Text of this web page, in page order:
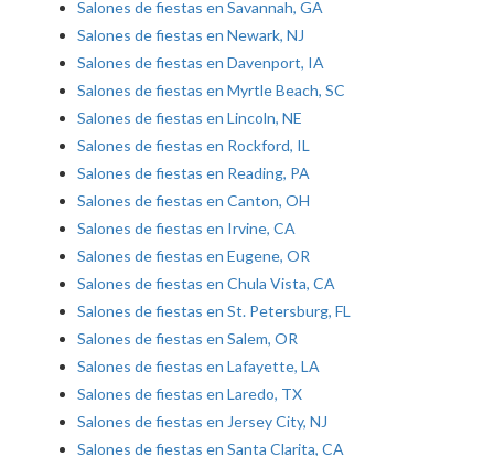
Salones de fiestas en Savannah, GA
Salones de fiestas en Newark, NJ
Salones de fiestas en Davenport, IA
Salones de fiestas en Myrtle Beach, SC
Salones de fiestas en Lincoln, NE
Salones de fiestas en Rockford, IL
Salones de fiestas en Reading, PA
Salones de fiestas en Canton, OH
Salones de fiestas en Irvine, CA
Salones de fiestas en Eugene, OR
Salones de fiestas en Chula Vista, CA
Salones de fiestas en St. Petersburg, FL
Salones de fiestas en Salem, OR
Salones de fiestas en Lafayette, LA
Salones de fiestas en Laredo, TX
Salones de fiestas en Jersey City, NJ
Salones de fiestas en Santa Clarita, CA